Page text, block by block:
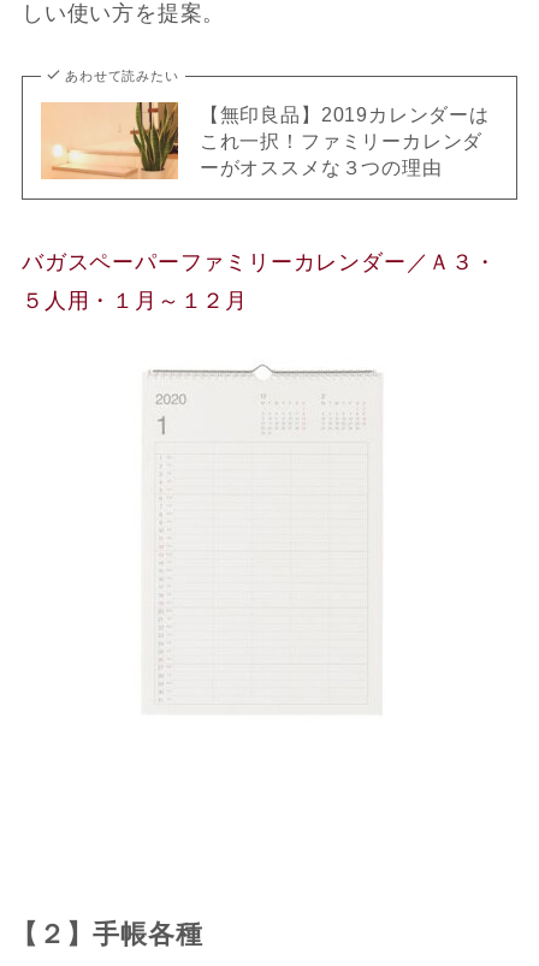
しい使い方を提案。
あわせて読みたい
【無印良品】2019カレンダーは
これ一択！ファミリーカレンダ
ーがオススメな３つの理由
バガスペーパーファミリーカレンダー／Ａ３・
５人用・１月～１２月
【２】手帳各種